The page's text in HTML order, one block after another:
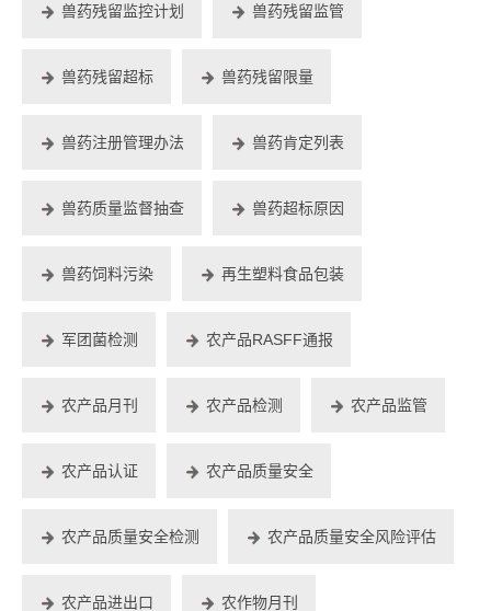
兽药残留监控计划 兽药残留监管
兽药残留超标 兽药残留限量
兽药注册管理办法 兽药肯定列表
兽药质量监督抽查 兽药超标原因
兽药饲料污染 再生塑料食品包装
军团菌检测 农产品RASFF通报
农产品月刊 农产品检测 农产品监管
农产品认证 农产品质量安全
农产品质量安全检测 农产品质量安全风险评估
农产品进出口 农作物月刊